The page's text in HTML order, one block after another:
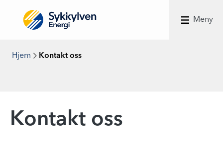
Meny
Hjem Kontakt oss
Kontakt oss